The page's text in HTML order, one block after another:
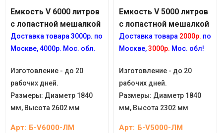
Емкость V 6000 литров
с лопастной мешалкой
Доставка товара 3000р. по
Москве, 4000р. Мос. обл.
Изготовление - до 20
рабочих дней.
Размеры: Диаметр 1840
мм, Высота 2602 мм
Арт: Б-V6000-ЛМ
Емкость V 5000 литров
с лопастной мешалкой
Доставка товара 2000р. по
Москве,3000р. Мос. обл!
Изготовление - до 20
рабочих дней.
Размеры: Диаметр 1840
мм, Высота 2302 мм
Арт: Б-V5000-ЛМ